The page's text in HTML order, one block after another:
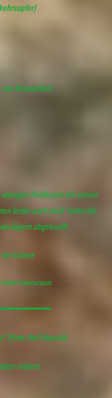
Jan Krawetzke)
Feldhasen die unsere
leider auch noch "unter die
Jägern abgeknallt.
Schnee
Lebensraum.
(Foto: Rolf Hausch)
vulpes)